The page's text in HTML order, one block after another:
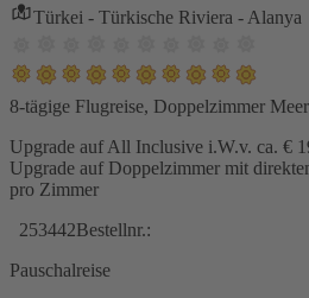
Türkei - Türkische Riviera - Alanya
8-tägige Flugreise, Doppelzimmer
Upgrade auf All Inclusive i.W.v. ca. €
Upgrade auf Doppelzimmer mit
pro Zimmer
253442Bestellnr.:
Pauschalreise